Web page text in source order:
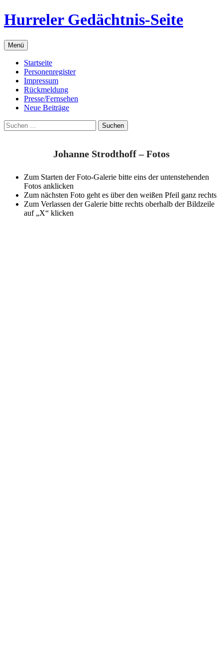
Zum
Inhalt
Hurreler Gedächtnis-Seite
Menü
Startseite
Personenregister
Impressum
Rückmeldung
Presse/Fernsehen
Neue Beiträge
Suchen
nach:
Johanne Strodthoff – Fotos
Zum Starten der Foto-Galerie bitte eins der untenstehenden
Fotos anklicken
Zum nächsten Foto geht es über den weißen Pfeil ganz rechts
Zum Verlassen der Galerie bitte rechts oberhalb der Bildzeile
auf „X“ klicken